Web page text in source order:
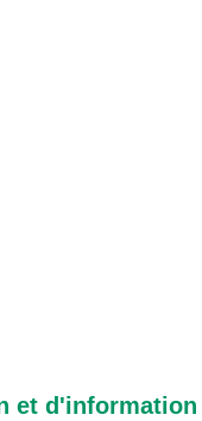
et d'information